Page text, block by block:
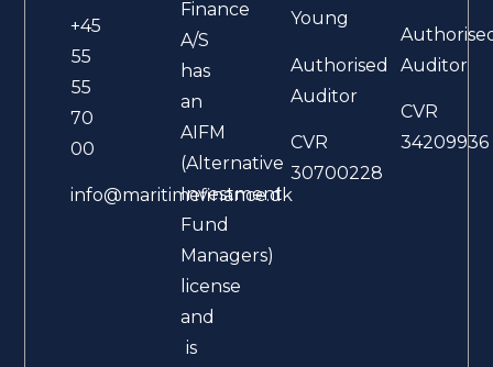
+45
55
55
70
00
info@maritimefinance.dk
Finance
A/S
has
an
AIFM
(Alternative
Investment
Fund
Managers)
license
and
is
Young
Authorised
Auditor
CVR
30700228
Auditor
CVR
34209936